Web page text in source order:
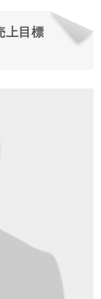
上目標